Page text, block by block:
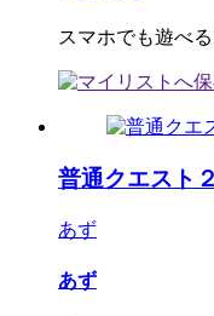
スマホでも遊べ
普通クエスト
あず
あず